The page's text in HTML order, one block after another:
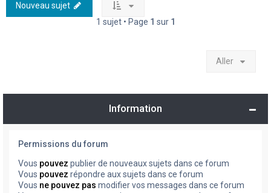
Nouveau sujet
1 sujet • Page 1 sur 1
Aller
Information
Permissions du forum
Vous pouvez publier de nouveaux sujets dans ce forum
Vous pouvez répondre aux sujets dans ce forum
Vous ne pouvez pas modifier vos messages dans ce forum